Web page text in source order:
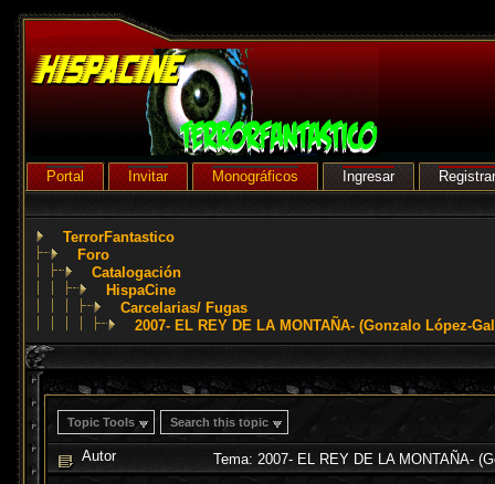
Portal Invitar Monográficos Ingresar
TerrorFantastico
Foro
Catalogación
HispaCine
Carcelarias/ Fugas
2007- EL REY DE LA MONTAÑA- (Gonzalo López-
Topic Tools Search this topic
Autor Tema: 2007- EL REY DE LA MONTAÑA-